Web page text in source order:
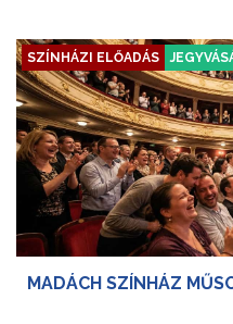
SZÍNHÁZI ELŐADÁS
MADÁCH SZÍNHÁZ